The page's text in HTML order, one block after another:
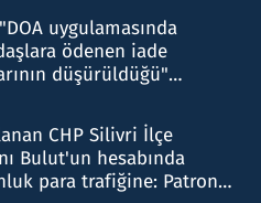
uygulamasında
ödenen iade
düşürüldüğü"
CHP Silivri İlçe
Bulut'un hesabında
para trafiğine: Patron